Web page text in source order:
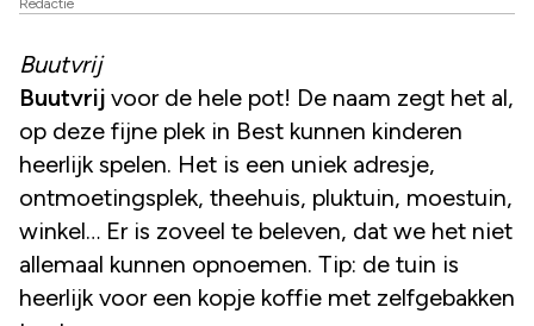
Redactie
Buutvrij
Buutvrij voor de hele pot! De naam zegt het al,
op deze fijne plek in Best kunnen kinderen
heerlijk spelen. Het is een uniek adresje,
ontmoetingsplek, theehuis, pluktuin, moestuin,
winkel… Er is zoveel te beleven, dat we het niet
allemaal kunnen opnoemen. Tip: de tuin is
heerlijk voor een kopje koffie met zelfgebakken